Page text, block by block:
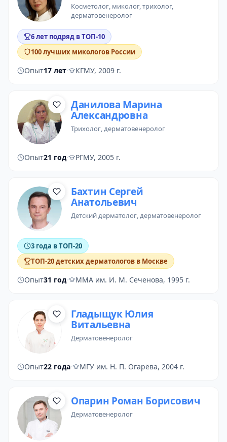
косметолог, миколог,трихолог,
дерматовенеролог
6 лет подряд в ТОП-10
100 лучших микологов России
Опыт17 лет· КГМУ, 2009 г.
Данилова Марина
Александровна
трихолог, дерматовенеролог
Опыт21 год· РГМУ, 2005 г.
Бахтин Сергей
Анатольевич
детский дерматолог, дерматовенеролог
3 года в ТОП-20
ТОП-20 детских дерматологов в Москве
Опыт31 год· ММА им. И. М. Сеченова, 1995 г.
Гладыщук Юлия
Витальевна
дерматовенеролог
Опыт22 года· МГУ им. Н. П. Огарёва, 2004 г.
Опарин Роман Борисович
дерматовенеролог